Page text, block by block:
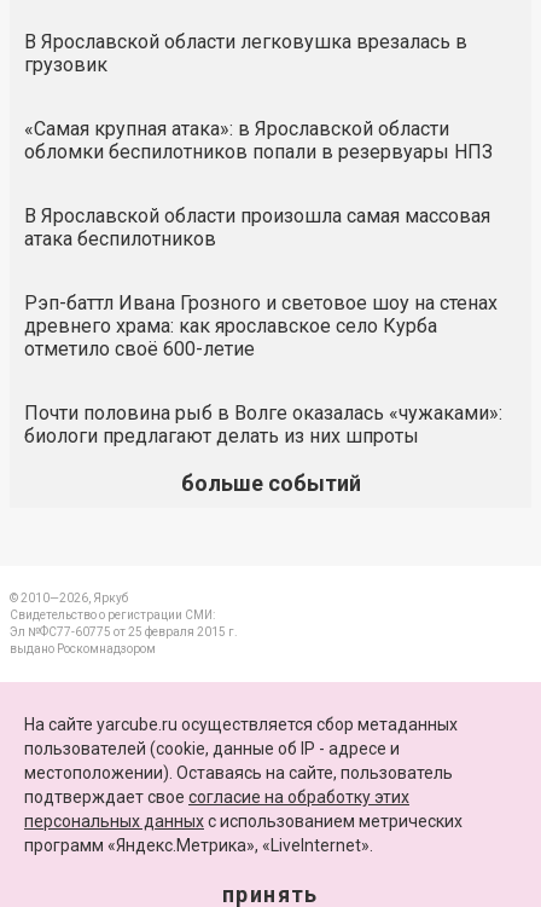
В Ярославской области легковушка врезалась в
грузовик
«Самая крупная атака»: в Ярославской области
обломки беспилотников попали в резервуары НПЗ
В Ярославской области произошла самая массовая
атака беспилотников
Рэп-баттл Ивана Грозного и световое шоу на стенах
древнего храма: как ярославское село Курба
отметило своё 600-летие
Почти половина рыб в Волге оказалась «чужаками»:
биологи предлагают делать из них шпроты
больше событий
© 2010—2026, Яркуб
Свидетельство о регистрации СМИ:
Эл №ФС77-60775 от 25 февраля 2015 г.
выдано Роскомнадзором
ПАРТНЕРЫ
КАРТА САЙТА
+7 (4852) 64-15-52
Сайт функционирует при финансовой поддержке Министерства цифрового развития,
На сайте yarcube.ru осуществляется сбор метаданных
пользователей (cookie, данные об IP - адресе и
местоположении). Оставаясь на сайте, пользователь
подтверждает свое согласие на обработку этих
персональных данныхc использованием метрических
программ «Яндекс.Метрика», «LiveInternet».
принять